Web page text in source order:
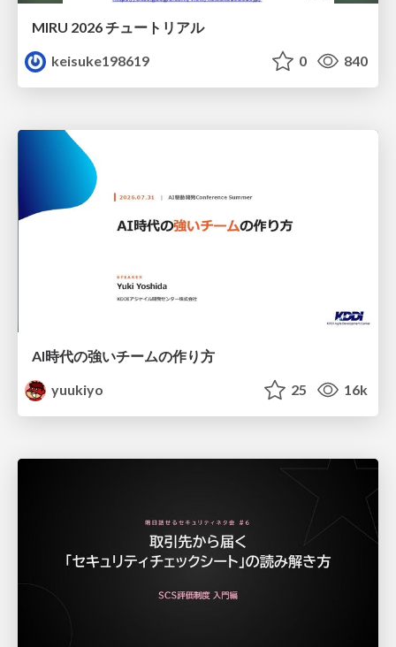
MIRU 2026 チュートリアル
keisuke198619
0 840
AI時代の強いチームの作り方
yuukiyo
25 16k